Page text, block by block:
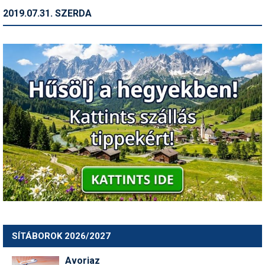
2019.07.31. SZERDA
SÍTÁBOROK 2026/2027
Avoriaz